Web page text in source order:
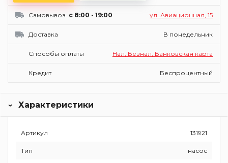
Самовывоз c 8:00 - 19:00 ул. Авиационная, 15
Доставка В понедельник
Способы оплаты Нал, Безнал, Банковская карта
Кредит Беспроцентный
Характеристики
Артикул 131921
Тип насос